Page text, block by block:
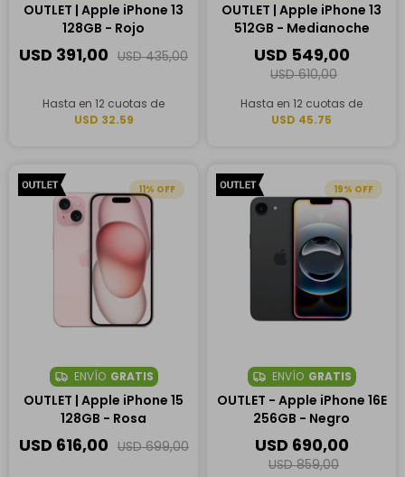
OUTLET | Apple iPhone 13
128GB - Rojo
USD 391,00 USD 435,00
Hasta en 12 cuotas de
USD 32.59
OUTLET | Apple iPhone 13
512GB - Medianoche
USD 549,00
USD 610,00
Hasta en 12 cuotas de
USD 45.75
11
ENVÍO GRATIS
OUTLET | Apple iPhone 15
128GB - Rosa
USD 616,00 USD 699,00
19
ENVÍO GRATIS
OUTLET - Apple iPhone 16E
256GB - Negro
USD 690,00
USD 859,00